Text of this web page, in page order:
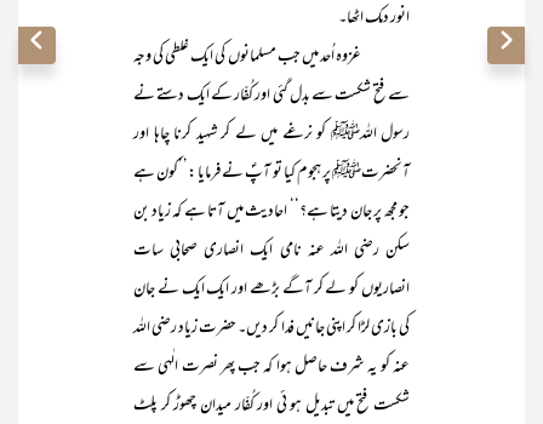
انور دمک اٹھا۔
غزوہ اُحد میں جب مسلمانوں کی ایک غلطی کی وجہ
سے فتح شکست سے بدل گئی اور کُفّار کے ایک دستے نے
رسول اللہﷺ کو نرغے میں لے کر شہید کرنا چاہا اور
آنحضرتﷺ پر ہجوم کیا تو آپؐ نے فرمایا :’’کون ہے
جو مجھ پر جان دیتا ہے؟‘‘ احادیث میں آتا ہے کہ زیاد بن
سکن رضی اللہ عنہ نامی ایک انصاری صحابی سات
انصاریوں کو لے کر آگے بڑھے اور ایک ایک نے جان
کی بازی لڑا کر اپنی جانیں فدا کر دیں۔ حضرت زیاد رضی اللہ
عنہ کو یہ شرف حاصل ہوا کہ جب پھر نصرت الٰہی سے
شکست فتح میں تبدیل ہو ئی اور کُفّار میدان چھوڑ کر پلٹ